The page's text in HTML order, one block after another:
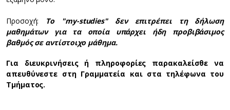
Προσοχή: Το "my-studies" δεν επιτρέπει τη δήλωση
μαθημάτων για τα οποία υπάρχει ήδη προβιβάσιμος
βαθμός σε αντίστοιχο μάθημα.
Για διευκρινήσεις ή πληροφορίες παρακαλείσθε να
απευθύνεστε στη Γραμματεία και στα τηλέφωνα του
Τμήματος.